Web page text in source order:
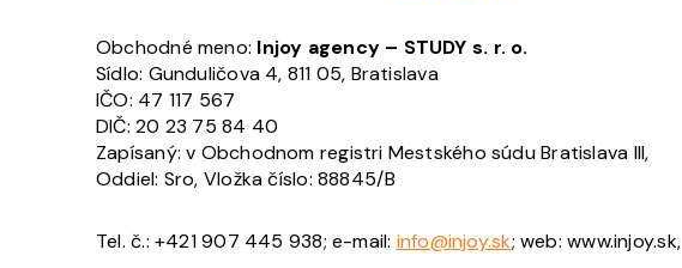
Obchodné meno: Injoy agency – STUDY s. r. o.
Sídlo: Gunduličova 4, 811 05, Bratislava
IČO: 47 117 567
DIČ: 20 23 75 84 40
Zapísaný: v Obchodnom registri Mestského súdu Bratislava III,
Oddiel: Sro, Vložka číslo: 88845/B
Tel. č.: +421 907 445 938; e-mail: info@injoy.sk; web: www.injoy.sk,